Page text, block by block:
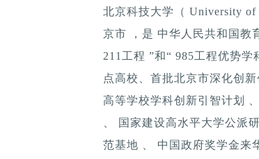
北京科技大学（ University of
京市 ，是 中华人民共和国教
211工程 ”和“ 985工程优势
点高校、首批北京市深化创
高等学校学科创新引智计划
、 国家建设高水平大学公派
范基地 、 中国政府奖学金来